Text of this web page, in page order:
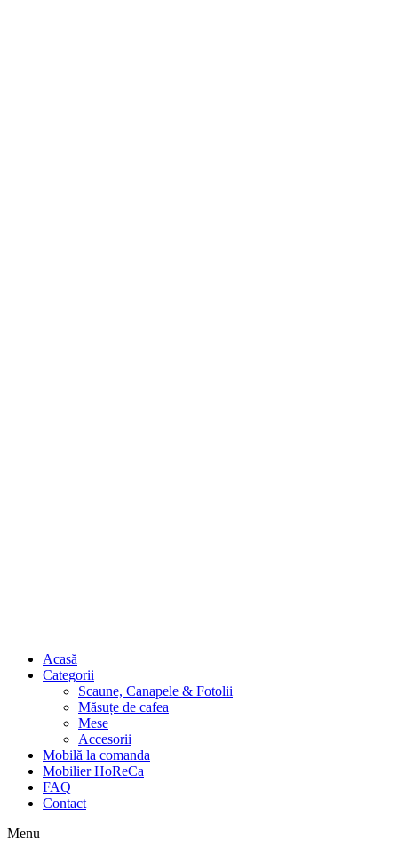
Acasă
Categorii
Scaune, Canapele & Fotolii
Măsuțe de cafea
Mese
Accesorii
Mobilă la comanda
Mobilier HoReCa
FAQ
Contact
Menu